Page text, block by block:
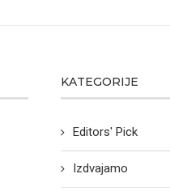
KATEGORIJE
Editors' Pick
Izdvajamo